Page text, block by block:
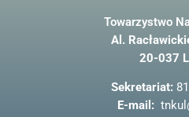
e
b
o
o
k
Towarzystwo
Al.
20-037
Sekretariat:
E-mail: